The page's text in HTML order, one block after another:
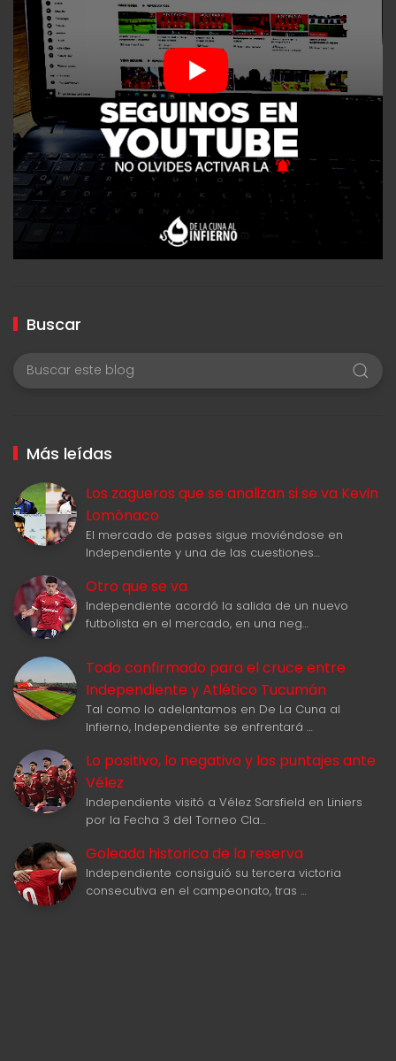
Buscar
Más leídas
Los zagueros que se analizan si se va Kevin
Lomónaco
El mercado de pases sigue moviéndose en
Independiente y una de las cuestiones…
Otro que se va
Independiente acordó la salida de un nuevo
futbolista en el mercado, en una neg…
Todo confirmado para el cruce entre
Independiente y Atlético Tucumán
Tal como lo adelantamos en De La Cuna al
Infierno, Independiente se enfrentará …
Lo positivo, lo negativo y los puntajes ante
Vélez
Independiente visitó a Vélez Sarsfield en Liniers
por la Fecha 3 del Torneo Cla…
Goleada historica de la reserva
Independiente consiguió su tercera victoria
consecutiva en el campeonato, tras …